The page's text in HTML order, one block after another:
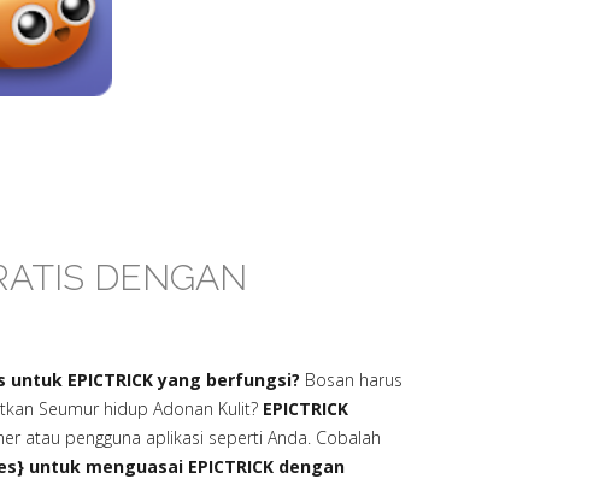
DENGAN
EPICTRICK yang berfungsi? Bosan harus
Seumur hidup Adonan Kulit? EPICTRICK
atau pengguna aplikasi seperti Anda. Cobalah
untuk menguasai EPICTRICK dengan